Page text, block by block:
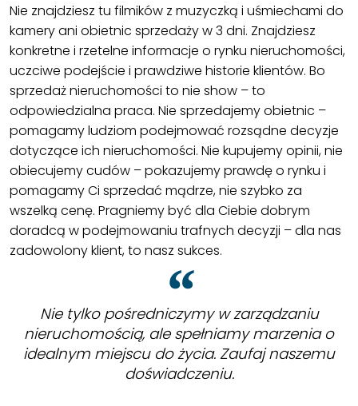
Nie znajdziesz tu filmików z muzyczką i uśmiechami do
kamery ani obietnic sprzedaży w 3 dni. Znajdziesz
konkretne i rzetelne informacje o rynku nieruchomości,
uczciwe podejście i prawdziwe historie klientów. Bo
sprzedaż nieruchomości to nie show – to
odpowiedzialna praca. Nie sprzedajemy obietnic –
pomagamy ludziom podejmować rozsądne decyzje
dotyczące ich nieruchomości. Nie kupujemy opinii, nie
obiecujemy cudów – pokazujemy prawdę o rynku i
pomagamy Ci sprzedać mądrze, nie szybko za
wszelką cenę. Pragniemy być dla Ciebie dobrym
doradcą w podejmowaniu trafnych decyzji – dla nas
zadowolony klient, to nasz sukces.
Nie tylko pośredniczymy w zarządzaniu
nieruchomością, ale spełniamy marzenia o
idealnym miejscu do życia. Zaufaj naszemu
doświadczeniu.